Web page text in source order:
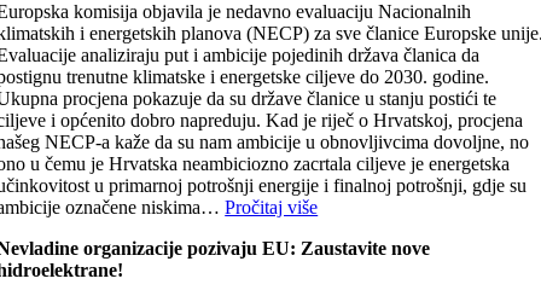
komisija objavila je nedavno evaluaciju Nacionalnih
i energetskih planova (NECP) za sve članice Europske
analiziraju put i ambicije pojedinih država članica da
trenutne klimatske i energetske ciljeve do 2030. godine.
procjena pokazuje da su države članice u stanju postići te
i općenito dobro napreduju. Kad je riječ o Hrvatskoj, procjena
NECP-a kaže da su nam ambicije u obnovljivcima dovoljne, no
u čemu je Hrvatska neambiciozno zacrtala ciljeve je energetska
u primarnoj potrošnji energije i finalnoj potrošnji, gdje su
označene niskima…Pročitaj više
organizacije pozivaju EU: Zaustavite nove